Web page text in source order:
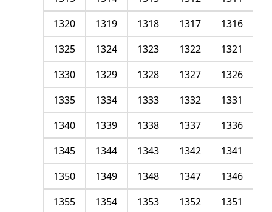
1316
1317
1318
1319
1320
1321
1322
1323
1324
1325
1326
1327
1328
1329
1330
1331
1332
1333
1334
1335
1336
1337
1338
1339
1340
1341
1342
1343
1344
1345
1346
1347
1348
1349
1350
1351
1352
1353
1354
1355